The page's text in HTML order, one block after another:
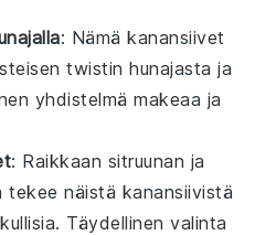
: Nämäkanansiivet
twistinhunajasta ja
yhdistelmä makeaa ja
: Raikkaan sitruunan ja
tekee näistä kanansiivistä
Täydellinen valinta